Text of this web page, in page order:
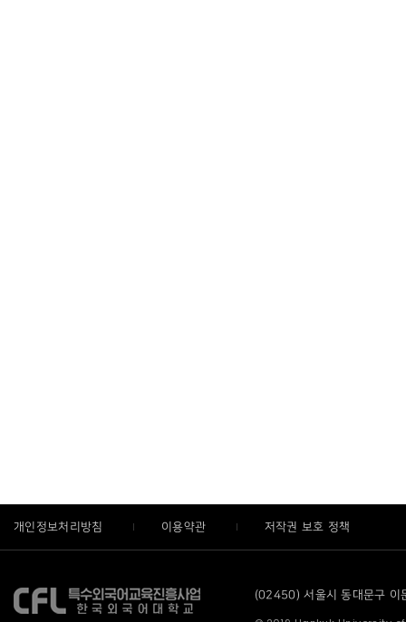
개인정보처리방침 이용약관 저작권 보호 정책
(02450) 서울시 동대문구